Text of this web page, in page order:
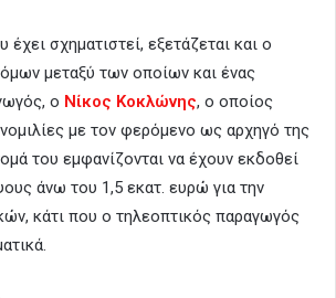
σχηματιστεί, εξετάζεται και ο
μεταξύ των οποίων και ένας
ο Νίκος Κοκλώνης, ο οποίος
με τον φερόμενο ως αρχηγό της
του εμφανίζονται να έχουν εκδοθεί
άνω του 1,5 εκατ. ευρώ για την
κάτι που ο τηλεοπτικός παραγωγός